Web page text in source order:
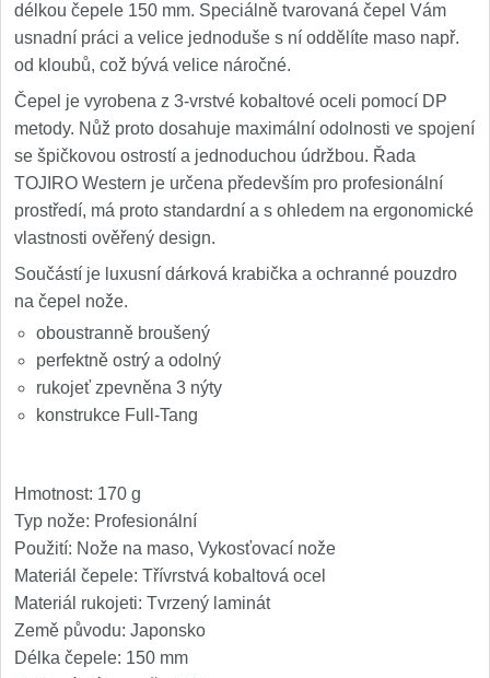
Speciální
Nože s pevnou čepelí
Taktické 8
Outdoorové 9
Speciální nože
Vrhací nože
Záchranářské
Ostření nožů
Brusné kameny 3
Doplňky a díly 4
Nože SEBURO
délkou čepele 150 mm. Speciálně tvarovaná čepel Vám
usnadní práci a velice jednoduše s ní oddělíte maso např.
od kloubů, což bývá velice náročné.
Čepel je vyrobena z 3-vrstvé kobaltové oceli pomocí DP
metody. Nůž proto dosahuje maximální odolnosti ve spojení
se špičkovou ostrostí a jednoduchou údržbou. Řada
TOJIRO Western je určena především pro profesionální
prostředí, má proto standardní a s ohledem na ergonomické
vlastnosti ověřený design.
Součástí je luxusní dárková krabička a ochranné pouzdro
na čepel nože.
oboustranně broušený
perfektně ostrý a odolný
rukojeť zpevněna 3 nýty
konstrukce Full-Tang
Hmotnost: 170 g
Typ nože: Profesionální
Použití: Nože na maso, Vykosťovací nože
Materiál čepele: Třívrstvá kobaltová ocel
Materiál rukojeti: Tvrzený laminát
Země původu: Japonsko
Délka čepele: 150 mm